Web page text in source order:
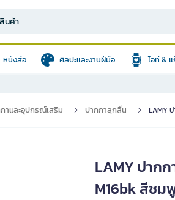
หนังสือ ศิลปะและงานฝีมือ ไอที &
าและอุปกรณ์เสริม ปากกาลูกลื่น LAMY
LAMY ปาก
M16bk สีชม